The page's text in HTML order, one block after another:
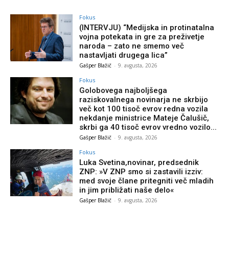
Fokus
(INTERVJU) “Medijska in protinatalna
vojna potekata in gre za preživetje
naroda – zato ne smemo več
nastavljati drugega lica”
Gašper Blažič - 9. avgusta, 2026
Fokus
Golobovega najboljšega
raziskovalnega novinarja ne skrbijo
več kot 100 tisoč evrov redna vozila
nekdanje ministrice Mateje Čalušič,
skrbi ga 40 tisoč evrov vredno vozilo...
Gašper Blažič - 9. avgusta, 2026
Fokus
Luka Svetina,novinar, predsednik
ZNP: »V ZNP smo si zastavili izziv:
med svoje člane pritegniti več mladih
in jim približati naše delo«
Gašper Blažič - 9. avgusta, 2026